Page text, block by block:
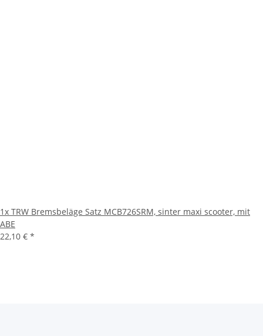
1x TRW Bremsbeläge Satz MCB726SRM, sinter maxi scooter, mit
ABE
22,10 € *